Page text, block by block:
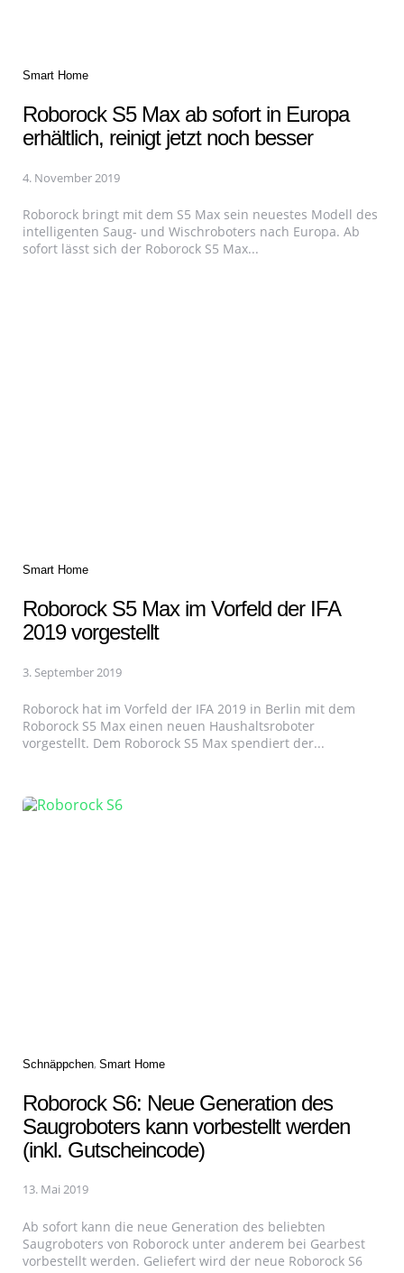
Categories
Smart Home
Roborock S5 Max ab sofort in Europa
erhältlich, reinigt jetzt noch besser
4. November 2019
Roborock bringt mit dem S5 Max sein neuestes Modell des
intelligenten Saug- und Wischroboters nach Europa. Ab
sofort lässt sich der Roborock S5 Max...
Categories
Smart Home
Roborock S5 Max im Vorfeld der IFA
2019 vorgestellt
3. September 2019
Roborock hat im Vorfeld der IFA 2019 in Berlin mit dem
Roborock S5 Max einen neuen Haushaltsroboter
vorgestellt. Dem Roborock S5 Max spendiert der...
Categories
Schnäppchen Smart Home
Roborock S6: Neue Generation des
Saugroboters kann vorbestellt werden
(inkl. Gutscheincode)
13. Mai 2019
Ab sofort kann die neue Generation des beliebten
Saugroboters von Roborock unter anderem bei Gearbest
vorbestellt werden. Geliefert wird der neue Roborock S6